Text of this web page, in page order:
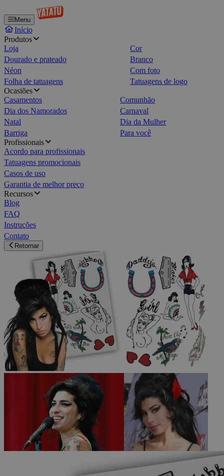
Menu
Início
Produtos
Loja
Cor
Dourado e prateado
Branco
Néon
Com foto
Folha de tatuagens
Tatuagens de logo
Ocasiões
Casamentos
Comunhão
Dia dos Namorados
Carnaval
Natal
Dia da Mulher
Barriga
Para você
Profissionais
Acordo para profissionais
Tatuagens promocionais
Casos de uso
Garantia de melhor preço
Recursos
Blog
FAQ
Instruções
Contato
Retornar